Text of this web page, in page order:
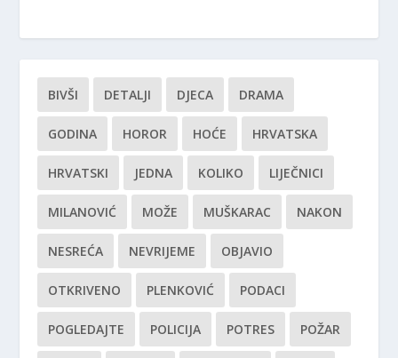
BIVŠI DETALJI DJECA DRAMA
GODINA HOROR HOĆE HRVATSKA
HRVATSKI JEDNA KOLIKO LIJEČNICI
MILANOVIĆ MOŽE MUŠKARAC NAKON
NESREĆA NEVRIJEME OBJAVIO
OTKRIVENO PLENKOVIĆ PODACI
POGLEDAJTE POLICIJA POTRES POŽAR